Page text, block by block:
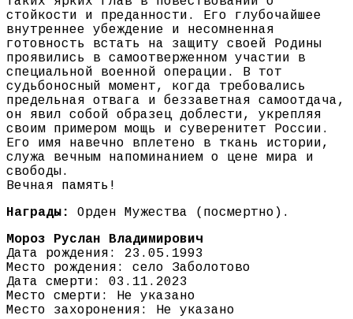
стойкости и преданности. Его глубочайшее
внутреннее убеждение и несомненная
готовность встать на защиту своей Родины
проявились в самоотверженном участии в
специальной военной операции. В тот
судьбоносный момент, когда требовались
предельная отвага и беззаветная самоотдача,
он явил собой образец доблести, укрепляя
своим примером мощь и суверенитет России.
Его имя навечно вплетено в ткань истории,
служа вечным напоминанием о цене мира и
свободы.
Вечная память!
Награды:
Орден Мужества (посмертно).
Мороз Руслан Владимирович
Дата рождения: 23.05.1993
Место рождения: село Заболотово
Дата смерти: 03.11.2023
Место смерти: Не указано
Место захоронения: Не указано